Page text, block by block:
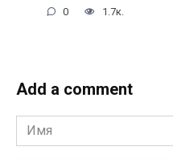
0 1.7к.
Add a comment
Имя
*